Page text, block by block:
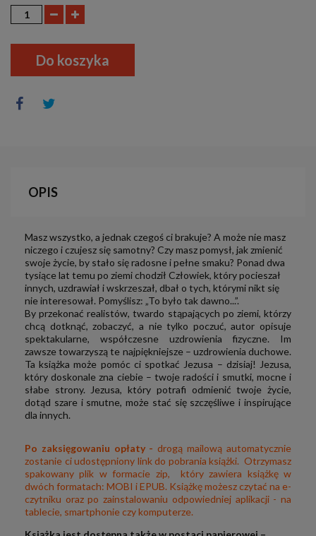
Do koszyka
OPIS
Masz wszystko, a jednak czegoś ci brakuje? A może nie masz
niczego i czujesz się samotny? Czy masz pomysł, jak zmienić
swoje życie, by stało się radosne i pełne smaku? Ponad dwa
tysiące lat temu po ziemi chodził Człowiek, który pocieszał
innych, uzdrawiał i wskrzeszał, dbał o tych, którymi nikt się
nie interesował. Pomyślisz: „To było tak dawno...”.
By przekonać realistów, twardo stąpających po ziemi, którzy
chcą dotknąć, zobaczyć, a nie tylko poczuć, autor opisuje
spektakularne, współczesne uzdrowienia fizyczne. Im
zawsze towarzyszą te najpiękniejsze – uzdrowienia duchowe.
Ta książka może pomóc ci spotkać Jezusa – dzisiaj! Jezusa,
który doskonale zna ciebie – twoje radości i smutki, mocne i
słabe strony. Jezusa, który potrafi odmienić twoje życie,
dotąd szare i smutne, może stać się szczęśliwe i inspirujące
dla innych.
Po zaksięgowaniu opłaty -drogą mailową automatycznie
zostanie ci udostępniony link do pobrania książki. Otrzymasz
spakowany plik w formacie zip, który zawiera książkę w
dwóch formatach: MOBI i EPUB. Książkę możesz czytać na e-
czytniku oraz po zainstalowaniu odpowiedniej aplikacji - na
tablecie, smartphonie czy komputerze.